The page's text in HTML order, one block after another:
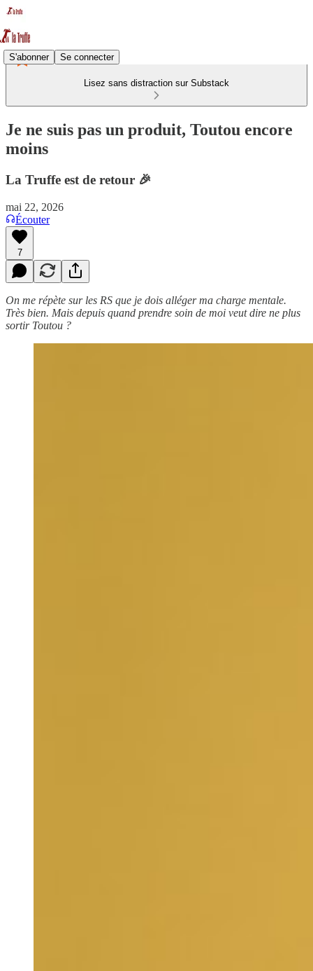
S'abonner Se connecter
Lisez sans distraction sur Substack
Je ne suis pas un produit, Toutou encore
moins
La Truffe est de retour 🎉
mai 22, 2026
Écouter
7
On me répète sur les RS que je dois alléger ma charge mentale.
Très bien. Mais depuis quand prendre soin de moi veut dire ne plus
sortir Toutou ?